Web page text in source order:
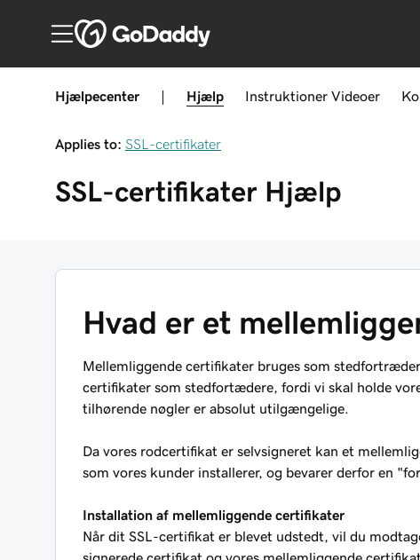
Hjælpecenter Hjælp Instruktioner Videoer
Applies to: SSL-certifikater
SSL-certifikater Hjælp
Hvad er et
Mellemliggende certifikater bruges som
certifikater som stedfortædere, fordi vi skal holde
tilhørende nøgler er absolut utilgængelige.
Da vores rodcertifikat er selvsigneret kan et
som vores kunder installerer, og bevarer derfor en
Installation af mellemliggende certifikater
Når dit SSL-certifikat er blevet udstedt, vil du